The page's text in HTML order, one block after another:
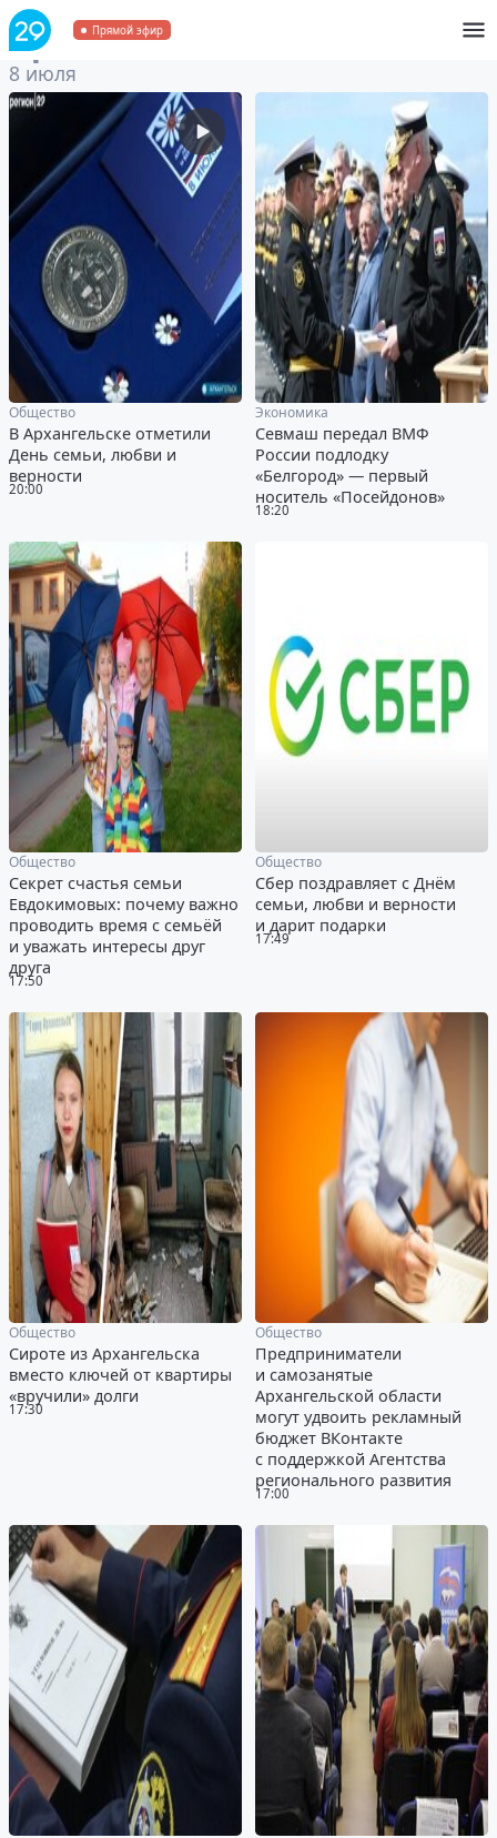
Прямой эфир
Архивза 8 июля 2022
8 июля
20:00
Общество
В Архангельске отметили
День семьи, любви и
верности
18:20
Экономика
Севмаш передал ВМФ
России подлодку
«Белгород» — первый
носитель «Посейдонов»
17:50
Общество
Секрет счастья семьи
Евдокимовых: почему важно
проводить время с семьёй
и уважать интересы друг
друга
17:49
Общество
Сбер поздравляет с Днём
семьи, любви и верности
и дарит подарки
17:30
Общество
Сироте из Архангельска
вместо ключей от квартиры
«вручили» долги
17:00
Общество
Предприниматели
и самозанятые
Архангельской области
могут удвоить рекламный
бюджет ВКонтакте
с поддержкой Агентства
регионального развития